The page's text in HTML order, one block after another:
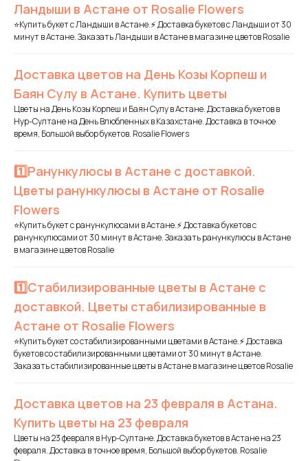
Ландыши в Астане от Rosalie Flowers
⭐Купить букет с Ландыши в Астане.⚡ Доставка букетов с Ландыши от 30
минут в Астане. Заказать Ландыши в Астане в магазине цветов Rosalie
Доставка цветов на День Козы Корпеш и
Баян Сулу в Астане. Купить цветы
Цветы на День Козы Корпеш и Баян Сулу в Астане. Доставка букетов в
Нур-Султане на День Влюбленных в Казахстане. Доставка в точное
время, Большой выбор букетов. Rosalie Flowers
1️⃣Ранункулюсы в Астане с доставкой.
Цветы ранункулюсы в Астане от Rosalie
Flowers
⭐Купить букет с ранункулюсами в Астане.⚡ Доставка букетов с
ранункулюсами от 30 минут в Астане. Заказать ранункулюсы в Астане
в магазине цветов Rosalie
1️⃣Стабилизированные цветы в Астане с
доставкой. Цветы стабилизированные в
Астане от Rosalie Flowers
⭐Купить букет со стабилизированными цветами в Астане.⚡ Доставка
букетов со стабилизированными цветами от 30 минут в Астане.
Заказать стабилизированные цветы в Астане в магазине цветов Rosalie
Доставка цветов на 23 февраля в Астана.
Купить цветы на 23 февраля
Цветы на 23 февраля в Нур-Султане. Доставка букетов в Астане на 23
февраля. Доставка в точное время, Большой выбор букетов. Rosalie